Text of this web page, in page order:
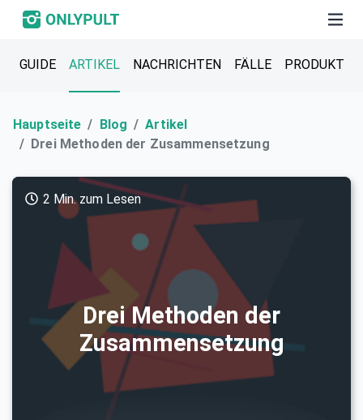
GUIDE ARTIKEL NACHRICHTEN FÄLLE PRODUKT
Hauptseite Blog
Artikel
Drei Methoden der Zusammensetzung
Drei Methoden der
Zusammensetzung
2 Min. zum Lesen